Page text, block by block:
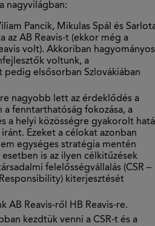
nagyvilágban:
Pancik, Mikulas Spál és
az AB Reavis-t (ekkor még a
volt). Akkoriban hagyományos
voltunk, a
pedig elsősorban Szlovákiában
nagyobb lett az érdeklődés a
a fenntarthatóság fokozása, a
a helyi közösségre gyakorolt
Ezeket a célokat azonban
egységes stratégia mentén
is az ilyen célkitűzések
felelősségvállalás (CSR –
kiterjesztését
AB Reavis-ről HB Reavis-re.
kezdtük venni a CSR-t és a